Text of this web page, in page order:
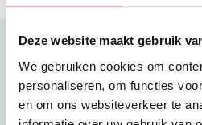
Deze website maakt gebruik
We gebruiken cookies om
personaliseren, om functies
en om ons websiteverkeer te